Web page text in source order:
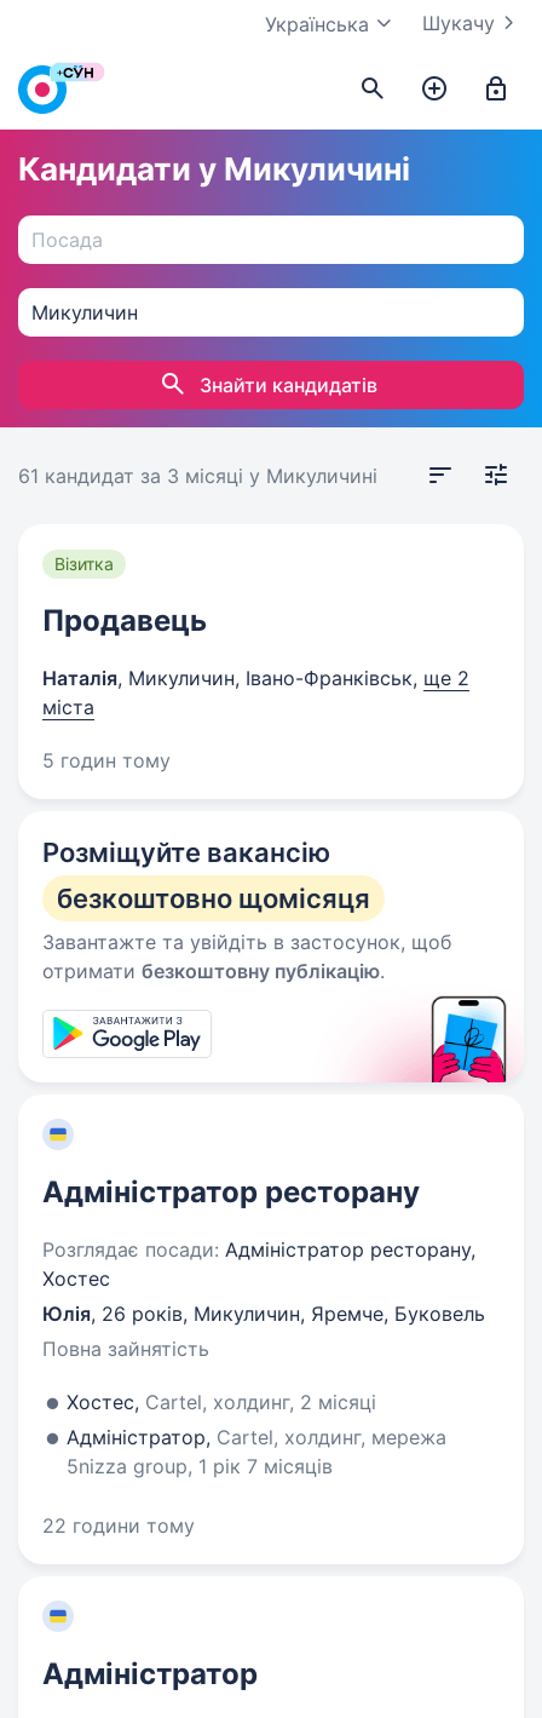
Шукачу
Українська
Кандидати у Микуличині
Знайти кандидатів
61 кандидат за 3 місяці у Микуличині
Візитка
Продавець
Наталія, Микуличин, Івано-Франківськ, ще 2
міста
5 годин тому
Розміщуйте вакансію
безкоштовно щомісяця
Завантажте та увійдіть в застосунок, щоб
отримати безкоштовну публікацію.
Адміністратор ресторану
Розглядає посади: Адміністратор ресторану,
Хостес
Юлія, 26 років, Микуличин, Яремче, Буковель
Повна зайнятість
Хостес, Cartel, холдинг, 2 місяці
Адміністратор, Cartel, холдинг, мережа
5nizza group, 1 рік 7 місяців
22 години тому
Адміністратор